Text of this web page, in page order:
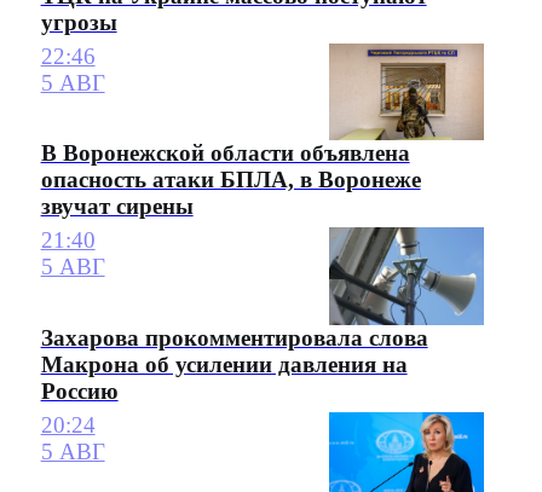
угрозы
22:46
5 АВГ
В Воронежской области объявлена
опасность атаки БПЛА, в Воронеже
звучат сирены
21:40
5 АВГ
Захарова прокомментировала слова
Макрона об усилении давления на
Россию
20:24
5 АВГ